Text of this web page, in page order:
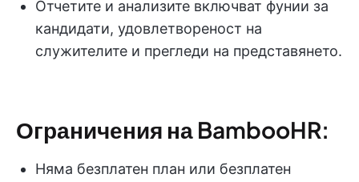
Отчетите и анализите включват фунии за
кандидати, удовлетвореност на
служителите и прегледи на представянето.
Ограничения на BambooHR:
Няма безплатен план или безплатен